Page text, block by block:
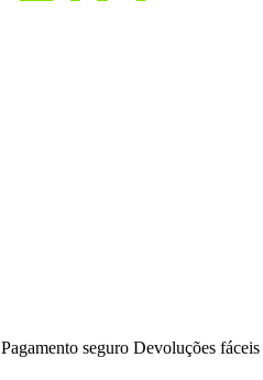
Pagamento seguro Devoluções fáceis